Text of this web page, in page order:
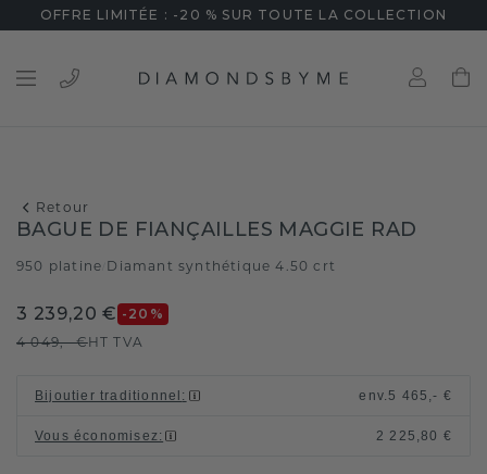
OFFRE LIMITÉE : -20 % SUR TOUTE LA COLLECTION
Retour
BAGUE DE FIANÇAILLES MAGGIE RAD
950 platine Diamant synthétique 4.50 crt
3 239,20 € -20 %
4 049,- €HT TVA
Bijoutier traditionnel : env.5 465,- €
Vous économisez: 2 225,80 €